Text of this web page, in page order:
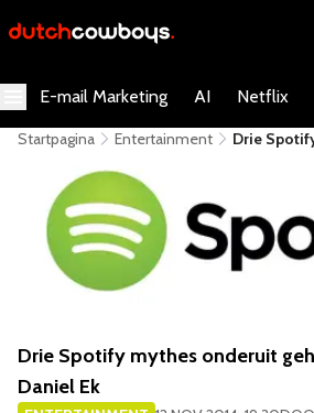
E-mail Marketing AI Netflix
Startpagina Entertainment
Drie
Drie Spotify mythes onderuit
Daniel Ek